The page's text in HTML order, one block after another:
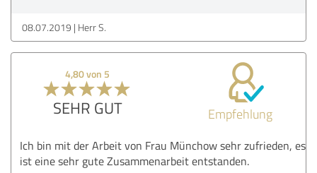
08.07.2019 Herr S.
4,80 von 5
SEHR GUT Empfehlung
Ich bin mit der Arbeit von Frau Münchow sehr zufrieden, es
ist eine sehr gute Zusammenarbeit entstanden.